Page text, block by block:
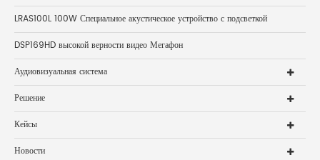
LRAS100L 100W Специальное акустическое устройство с подсветкой
DSP169HD высокой верности видео Мегафон
Аудиовизуальная система
Решение
Кейсы
Новости